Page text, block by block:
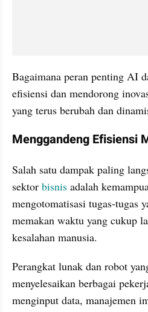
Bagaimana peran penting AI
efisiensi dan mendorong
yang terus berubah dan
Menggandeng Efisiensi
Salah satu dampak paling
sektor bisnis adalah
mengotomatisasi tugas-tugas
memakan waktu yang cukup
kesalahan manusia.
Perangkat lunak dan robot
menyelesaikan berbagai
menginput data, manajemen